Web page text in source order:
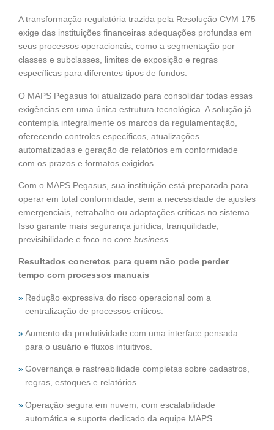
A transformação regulatória trazida pela Resolução CVM 175
exige das instituições financeiras adequações profundas em
seus processos operacionais, como a segmentação por
classes e subclasses, limites de exposição e regras
específicas para diferentes tipos de fundos.
O MAPS Pegasus foi atualizado para consolidar todas essas
exigências em uma única estrutura tecnológica. A solução já
contempla integralmente os marcos da regulamentação,
oferecendo controles específicos, atualizações
automatizadas e geração de relatórios em conformidade
com os prazos e formatos exigidos.
Com o MAPS Pegasus, sua instituição está preparada para
operar em total conformidade, sem a necessidade de ajustes
emergenciais, retrabalho ou adaptações críticas no sistema.
Isso garante mais segurança jurídica, tranquilidade,
previsibilidade e foco no core business
Resultados concretos para quem não pode perder
tempo com processos manuais
Redução expressiva do risco operacional com a
centralização de processos críticos.
Aumento da produtividade com uma interface pensada
para o usuário e fluxos intuitivos.
Governança e rastreabilidade completas sobre cadastros,
regras, estoques e relatórios.
Operação segura em nuvem, com escalabilidade
automática e suporte dedicado da equipe MAPS.